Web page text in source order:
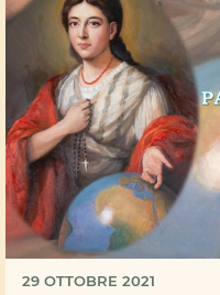
29 OTTOBRE 2021